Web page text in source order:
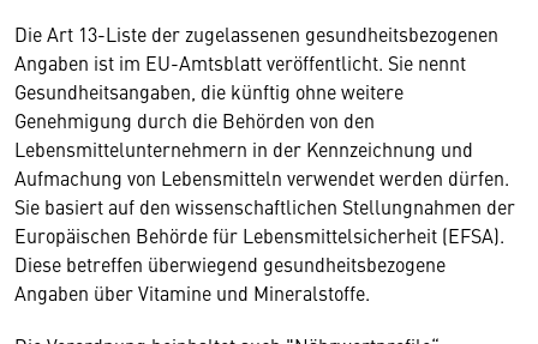
Die Art 13-Liste der zugelassenen gesundheitsbezogenen
Angaben ist im EU-Amtsblatt veröffentlicht. Sie nennt
Gesundheitsangaben, die künftig ohne weitere
Genehmigung durch die Behörden von den
Lebensmittelunternehmern in der Kennzeichnung und
Aufmachung von Lebensmitteln verwendet werden dürfen.
Sie basiert auf den wissenschaftlichen Stellungnahmen der
Europäischen Behörde für Lebensmittelsicherheit (EFSA).
Diese betreffen überwiegend gesundheitsbezogene
Angaben über Vitamine und Mineralstoffe.